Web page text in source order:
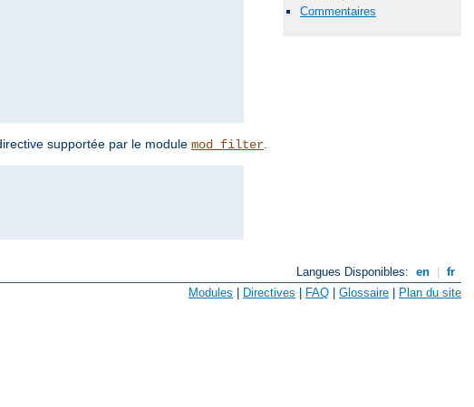
supportée par le module mod_filter.
Commentaires
Langues Disponibles: en
fr
Modules Directives FAQ Glossaire Plan du site